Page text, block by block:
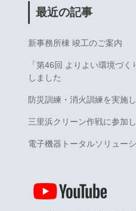
最近の記事
新事務所棟 竣工のご案内
「第46回 よりよい環境づ
しました
防災訓練・消火訓練を実施
三里浜クリーン作戦に参加
電子機器トータルソリュー